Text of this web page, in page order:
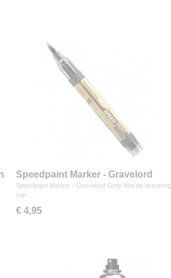
Speedpaint Marker - Gravelord
Grey
Speedpaint Marker - Gravelord Grey Met de lancering
van…
€ 4,95